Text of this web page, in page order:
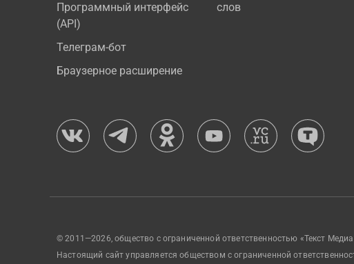
Программный интерфейс
(API)
Телеграм-бот
Браузерное расширение
слов
© 2011—2026, общество с ограниченной ответственностью «Текст
Настоящий сайт управляется обществом с ограниченной